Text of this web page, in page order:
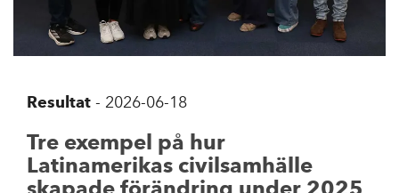
Resultat - 2026-06-18
Tre exempel på hur
Latinamerikas civilsamhälle